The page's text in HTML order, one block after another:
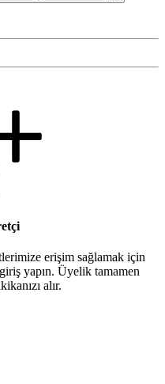
erişim sağlamak için
yapın. Üyelik tamamen
alır.